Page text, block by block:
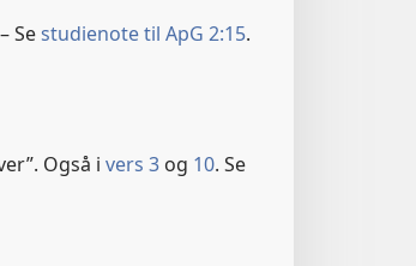
Sestudienote til ApG 2:15.
Også i vers 3 og 10. Se